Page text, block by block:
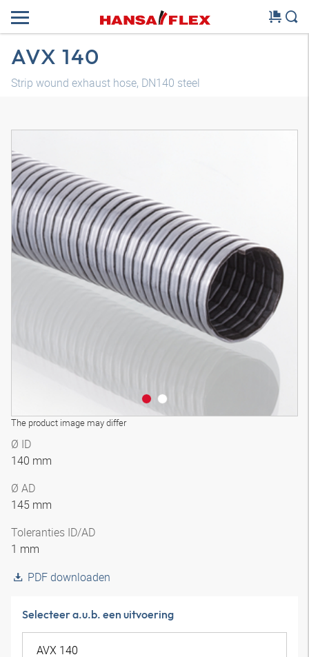
AVX 140
Strip wound exhaust hose, DN140 steel
The product image may differ
Ø ID
140 mm
Ø AD
145 mm
Toleranties ID/AD
1 mm
PDF downloaden
Selecteer a.u.b. een uitvoering